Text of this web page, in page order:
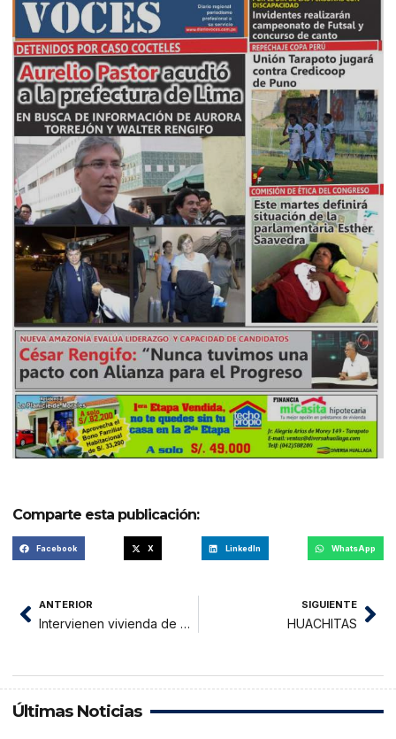
Comparte esta publicación:
Facebook X LinkedIn WhatsApp
ANTERIOR
Intervienen vivienda de Rafael del Castillo, se pondrá a derecho en las próximas horas
SIGUIENTE
HUACHITAS
Últimas Noticias